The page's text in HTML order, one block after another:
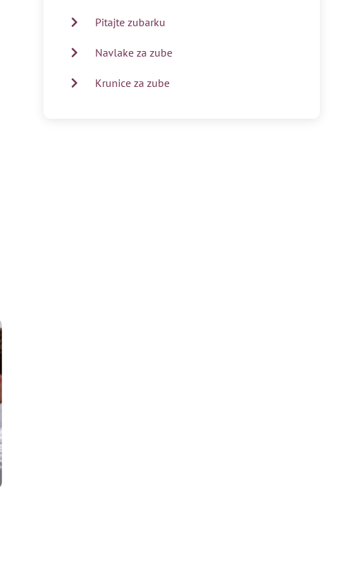
Pitajte zubarku
Navlake za zube
Krunice za zube